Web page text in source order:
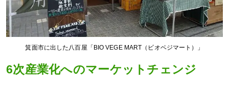
箕面市に出した八百屋「BIO VEGE MART（ビオベジマート）」
6次産業化へのマーケットチェンジ